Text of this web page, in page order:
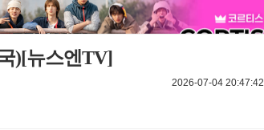
)[뉴스엔TV]
2026-07-04 20:47:42